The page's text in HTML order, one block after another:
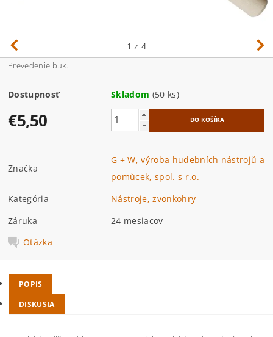
1 z 4
Prevedenie buk.
Dostupnosť Skladom (50 ks)
€5,50
Značka
G + W, výroba hudebních nástrojů a
pomůcek, spol. s r.o.
Kategória
Nástroje, zvonkohry
Záruka
24 mesiacov
Otázka
POPIS
DISKUSIA